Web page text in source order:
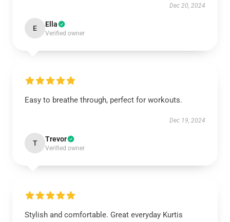
Dec 20, 2024
E Ella
Verified owner
Easy to breathe through, perfect for workouts.
Dec 19, 2024
T Trevor
Verified owner
Stylish and comfortable. Great everyday Kurtis